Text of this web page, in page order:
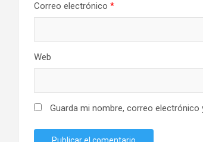
Correo electrónico *
Web
Guarda mi nombre, correo